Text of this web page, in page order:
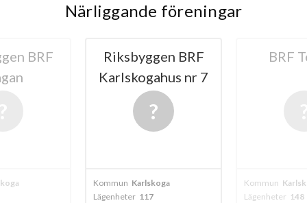
Närliggande föreningar
BRF
Riksbyggen BRF
Karlskogahus nr 7
Kommun Karlskoga
Lägenheter 117
BRF
Kommun
Lägenheter 148